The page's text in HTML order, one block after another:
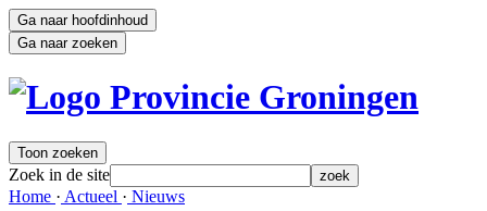
Ga naar hoofdinhoud
Ga naar zoeken
Toon zoeken
Zoek in de site zoek
Home · Actueel · Nieuws